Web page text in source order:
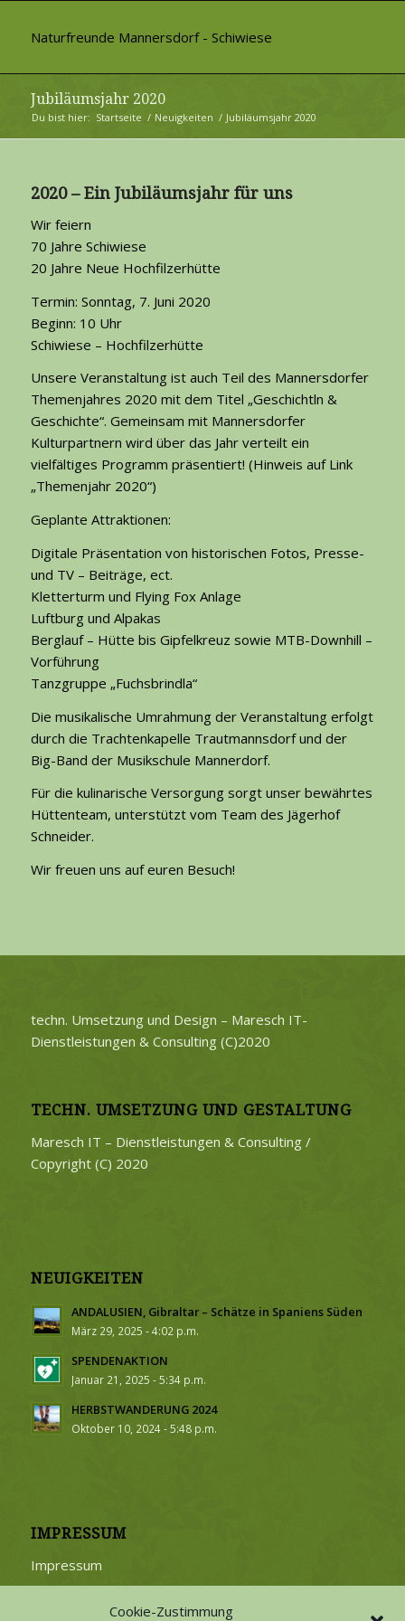
Cookie-Zustimmung
Naturfreunde Mannersdorf - Schiwiese
Jubiläumsjahr 2020
Du bist hier: Startseite / Neuigkeiten / Jubiläumsjahr 2020
2020 – Ein Jubiläumsjahr für uns
Wir feiern
70 Jahre Schiwiese
20 Jahre Neue Hochfilzerhütte
Termin: Sonntag, 7. Juni 2020
Beginn: 10 Uhr
Schiwiese – Hochfilzerhütte
Unsere Veranstaltung ist auch Teil des Mannersdorfer
Themenjahres 2020 mit dem Titel „Geschichtln &
Geschichte“. Gemeinsam mit Mannersdorfer
Kulturpartnern wird über das Jahr verteilt ein
vielfältiges Programm präsentiert! (Hinweis auf Link
„Themenjahr 2020“)
Geplante Attraktionen:
Digitale Präsentation von historischen Fotos, Presse-
und TV – Beiträge, ect.
Kletterturm und Flying Fox Anlage
Luftburg und Alpakas
Berglauf – Hütte bis Gipfelkreuz sowie MTB-Downhill –
Vorführung
Tanzgruppe „Fuchsbrindla“
Die musikalische Umrahmung der Veranstaltung erfolgt
durch die Trachtenkapelle Trautmannsdorf und der
Big-Band der Musikschule Mannerdorf.
Für die kulinarische Versorgung sorgt unser bewährtes
Hüttenteam, unterstützt vom Team des Jägerhof
Schneider.
Wir freuen uns auf euren Besuch!
techn. Umsetzung und Design – Maresch IT-
Dienstleistungen & Consulting (C)2020
TECHN. UMSETZUNG UND GESTALTUNG
Maresch IT – Dienstleistungen & Consulting /
Copyright (C) 2020
NEUIGKEITEN
ANDALUSIEN, Gibraltar – Schätze in Spaniens Süden
März 29, 2025 - 4:02 p.m.
SPENDENAKTION
Januar 21, 2025 - 5:34 p.m.
HERBSTWANDERUNG 2024
Oktober 10, 2024 - 5:48 p.m.
IMPRESSUM
Impressum